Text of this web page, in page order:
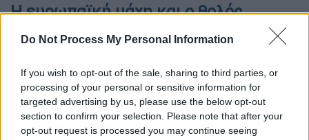
Do Not Process My Personal Information
If you wish to opt-out of the sale, sharing to third parties, or
processing of your personal or sensitive information for
targeted advertising by us, please use the below opt-out
section to confirm your selection. Please note that after your
opt-out request is processed you may continue seeing
Η ευρωπαϊκή μάχη και ο θολός
ορίζοντας
της Κομισιόν αναφορικά με το ενεργειακό,
ενώ στόχος είναι να «τρέξουν» μέτρα για τα
οποία υπάρχει συναίνεση μεταξύ των
κρατών μελών. Στο επίκεντρο της